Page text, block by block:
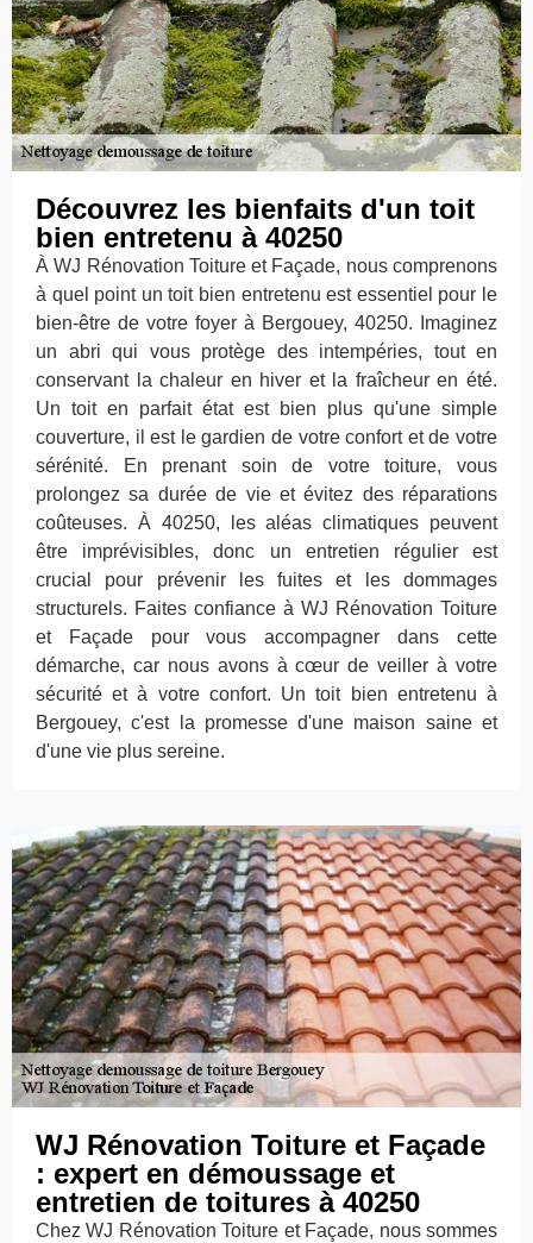
Découvrez les bienfaits d'un toit
bien entretenu à 40250
À WJ Rénovation Toiture et Façade, nous comprenons
à quel point un toit bien entretenu est essentiel pour le
bien-être de votre foyer à Bergouey, 40250. Imaginez
un abri qui vous protège des intempéries, tout en
conservant la chaleur en hiver et la fraîcheur en été.
Un toit en parfait état est bien plus qu'une simple
couverture, il est le gardien de votre confort et de votre
sérénité. En prenant soin de votre toiture, vous
prolongez sa durée de vie et évitez des réparations
coûteuses. À 40250, les aléas climatiques peuvent
être imprévisibles, donc un entretien régulier est
crucial pour prévenir les fuites et les dommages
structurels. Faites confiance à WJ Rénovation Toiture
et Façade pour vous accompagner dans cette
démarche, car nous avons à cœur de veiller à votre
sécurité et à votre confort. Un toit bien entretenu à
Bergouey, c'est la promesse d'une maison saine et
d'une vie plus sereine.
WJ Rénovation Toiture et Façade
: expert en démoussage et
entretien de toitures à 40250
Chez WJ Rénovation Toiture et Façade, nous sommes